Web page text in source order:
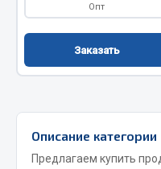
Запчасти HOWO
Тормозная система
Подвеска
Система питания
Система выпуска газа
Опт
Заказать
Описание категории
Предлагаем купить